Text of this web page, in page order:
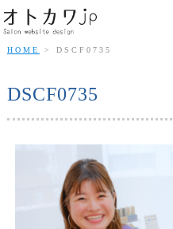
HOME DSCF0735
DSCF0735